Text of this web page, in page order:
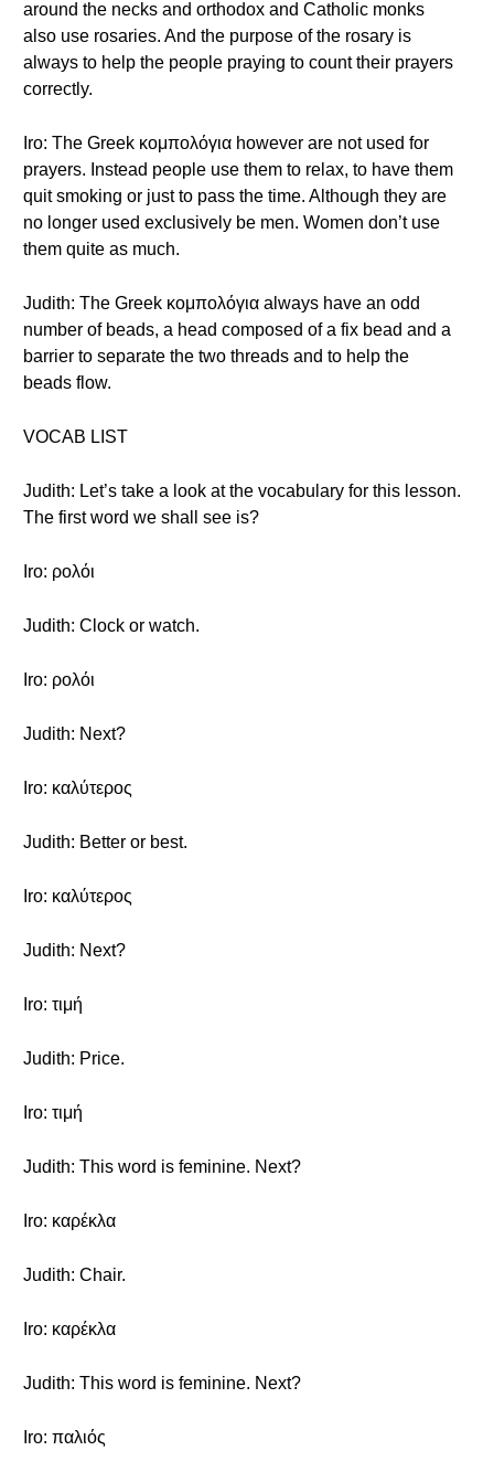
around the necks and orthodox and Catholic monks
also use rosaries. And the purpose of the rosary is
always to help the people praying to count their prayers
correctly.
Iro: The Greek κομπολόγια however are not used for
prayers. Instead people use them to relax, to have them
quit smoking or just to pass the time. Although they are
no longer used exclusively be men. Women don’t use
them quite as much.
Judith: The Greek κομπολόγια always have an odd
number of beads, a head composed of a fix bead and a
barrier to separate the two threads and to help the
beads flow.
VOCAB LIST
Judith: Let’s take a look at the vocabulary for this lesson.
The first word we shall see is?
Iro: ρολόι
Judith: Clock or watch.
Iro: ρολόι
Judith: Next?
Iro: καλύτερος
Judith: Better or best.
Iro: καλύτερος
Judith: Next?
Iro: τιμή
Judith: Price.
Iro: τιμή
Judith: This word is feminine. Next?
Iro: καρέκλα
Judith: Chair.
Iro: καρέκλα
Judith: This word is feminine. Next?
Iro: παλιός